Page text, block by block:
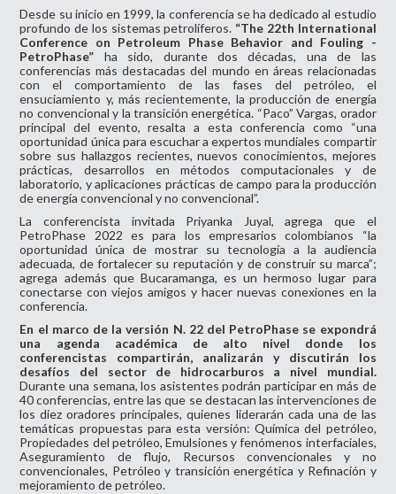
Desde su inicio en 1999, la conferencia se ha dedicado al estudio
profundo de los sistemas petrolíferos. “The 22th International
Conference on Petroleum Phase Behavior and Fouling -
PetroPhase” ha sido, durante dos décadas, una de las
conferencias más destacadas del mundo en áreas relacionadas
con el comportamiento de las fases del petróleo, el
ensuciamiento y, más recientemente, la producción de energía
no convencional y la transición energética. “Paco” Vargas, orador
principal del evento, resalta a esta conferencia como “una
oportunidad única para escuchar a expertos mundiales compartir
sobre sus hallazgos recientes, nuevos conocimientos, mejores
prácticas, desarrollos en métodos computacionales y de
laboratorio, y aplicaciones prácticas de campo para la producción
de energía convencional y no convencional”.
La conferencista invitada Priyanka Juyal, agrega que el
PetroPhase 2022 es para los empresarios colombianos “la
oportunidad única de mostrar su tecnología a la audiencia
adecuada, de fortalecer su reputación y de construir su marca”;
agrega además que Bucaramanga, es un hermoso lugar para
conectarse con viejos amigos y hacer nuevas conexiones en la
conferencia.
En el marco de la versión N. 22 del PetroPhase se expondrá
una agenda académica de alto nivel donde los
conferencistas compartirán, analizarán y discutirán los
desafíos del sector de hidrocarburos a nivel mundial.
Durante una semana, los asistentes podrán participar en más de
40 conferencias, entre las que se destacan las intervenciones de
los diez oradores principales, quienes liderarán cada una de las
temáticas propuestas para esta versión: Química del petróleo,
Propiedades del petróleo, Emulsiones y fenómenos interfaciales,
Aseguramiento de flujo, Recursos convencionales y no
convencionales, Petróleo y transición energética y Refinación y
mejoramiento de petróleo.